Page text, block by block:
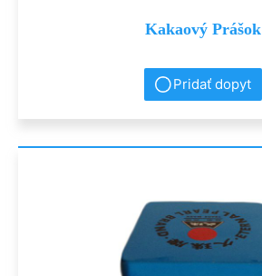
Kakaový Prášok
Pridať dopyt